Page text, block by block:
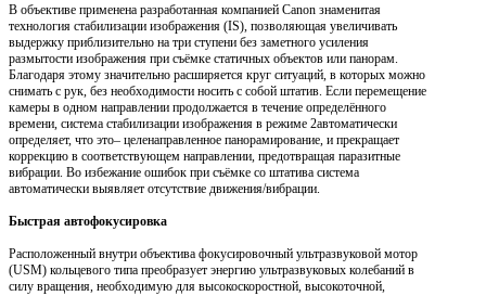
В объективе применена разработанная компанией Canon знаменитая
технология стабилизации изображения (IS), позволяющая увеличивать
выдержку приблизительно на три ступени без заметного усиления
размытости изображения при съёмке статичных объектов или панорам.
Благодаря этому значительно расширяется круг ситуаций, в которых можно
снимать с рук, без необходимости носить с собой штатив. Если перемещение
камеры в одном направлении продолжается в течение определённого
времени, система стабилизации изображения в режиме 2автоматически
определяет, что это– целенаправленное панорамирование, и прекращает
коррекцию в соответствующем направлении, предотвращая паразитные
вибрации. Во избежание ошибок при съёмке со штатива система
автоматически выявляет отсутствие движения/вибрации.
Быстрая автофокусировка
Расположенный внутри объектива фокусировочный ультразвуковой мотор
(USM) кольцевого типа преобразует энергию ультразвуковых колебаний в
силу вращения, необходимую для высокоскоростной, высокоточной,